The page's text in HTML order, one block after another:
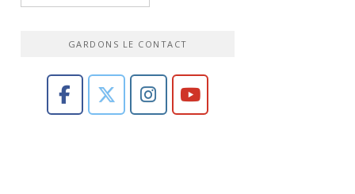
GARDONS LE CONTACT